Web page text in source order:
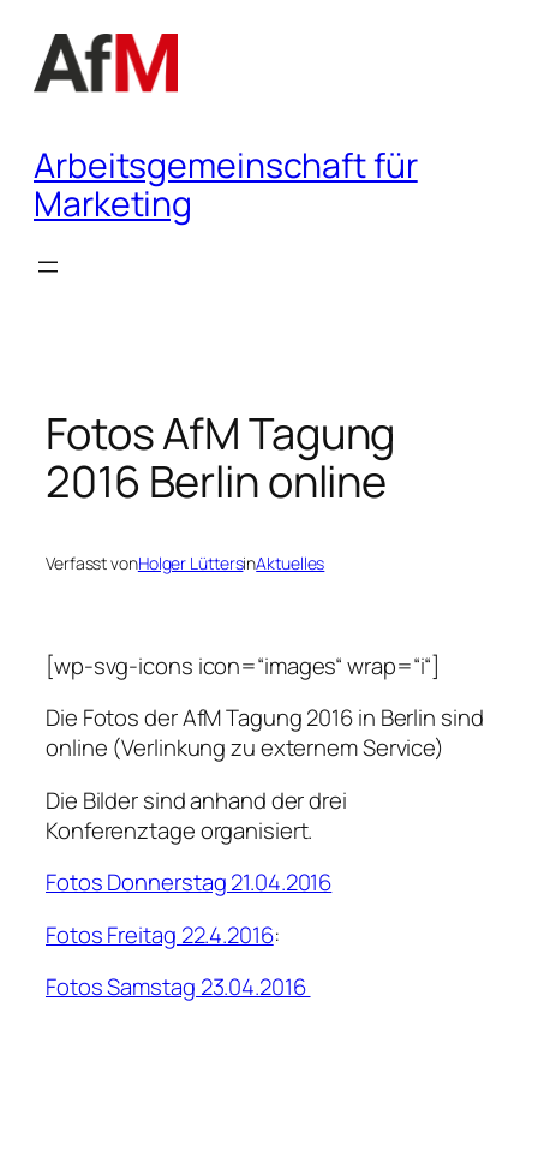
Inhalt
springen
Arbeitsgemeinschaft für
Marketing
Fotos AfM Tagung
2016 Berlin online
Verfasst vonHolger LüttersinAktuelles
[wp-svg-icons icon=“images“ wrap=“i“]
Die Fotos der AfM Tagung 2016 in Berlin sind
online (Verlinkung zu externem Service)
Die Bilder sind anhand der drei
Konferenztage organisiert.
Fotos Donnerstag 21.04.2016
Fotos Freitag 22.4.2016:
Fotos Samstag 23.04.2016